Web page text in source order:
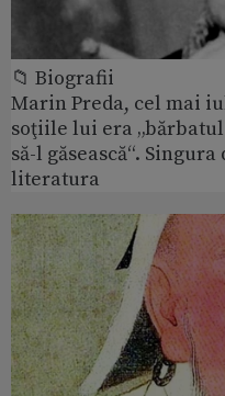
📁 Biografii
Marin Preda, cel mai
soţiile lui era
să-l găsească“.
literatura